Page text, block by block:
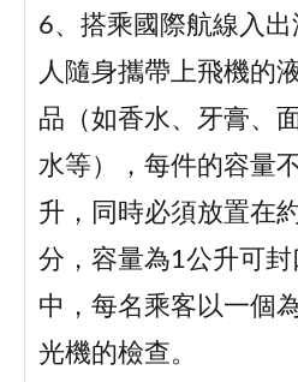
6、搭乘國際航線入出
人隨身攜帶上飛機的
品（如香水、牙膏、
水等），每件的容量
升，同時必須放置在
分，容量為1公升可
中，每名乘客以一個
光機的檢查。